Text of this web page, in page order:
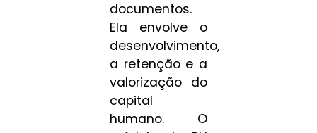
documentos.
Ela envolve o
desenvolvimento,
a retenção e a
valorização do
capital
humano. O